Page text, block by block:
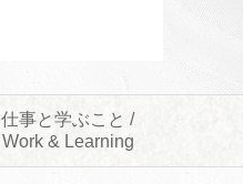
仕事と学ぶこと /
Work & Learning